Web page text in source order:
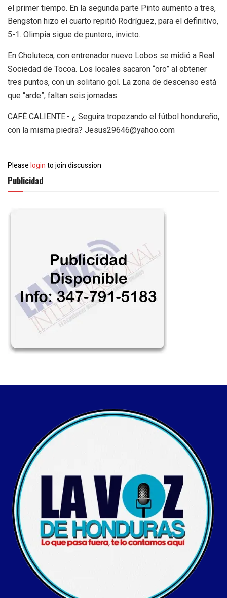
el primer tiempo. En la segunda parte Pinto aumento a tres,
Bengston hizo el cuarto repitió Rodríguez, para el definitivo,
5-1. Olimpia sigue de puntero, invicto.
En Choluteca, con entrenador nuevo Lobos se midió a Real
Sociedad de Tocoa. Los locales sacaron “oro” al obtener
tres puntos, con un solitario gol. La zona de descenso está
que “arde”, faltan seis jornadas.
CAFÉ CALIENTE.- ¿ Seguira tropezando el fútbol hondureño,
con la misma piedra? Jesus29646@yahoo.com
Pleaseloginto join discussion
Publicidad